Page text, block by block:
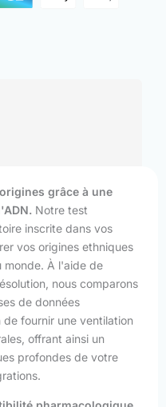
grâce à une
Notre test
inscrite dans vos
vos origines ethniques
monde. À l'aide de
nous comparons
de données
fournir une ventilation
offrant ainsi un
profondes de votre